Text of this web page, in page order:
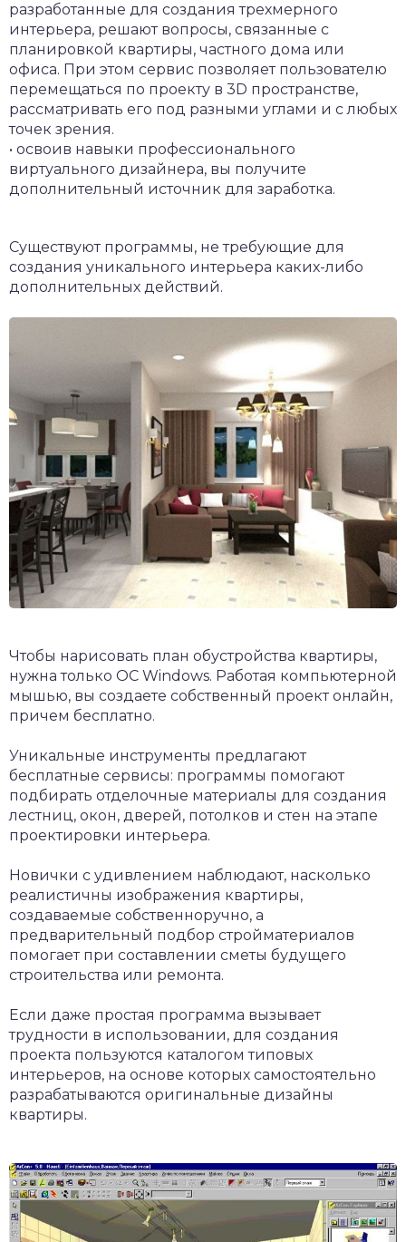
разработанные для создания трехмерного
интерьера, решают вопросы, связанные с
планировкой квартиры, частного дома или
офиса. При этом сервис позволяет пользователю
перемещаться по проекту в 3D пространстве,
рассматривать его под разными углами и с любых
точек зрения.
• освоив навыки профессионального
виртуального дизайнера, вы получите
дополнительный источник для заработка.
Существуют программы, не требующие для
создания уникального интерьера каких-либо
дополнительных действий.
Чтобы нарисовать план обустройства квартиры,
нужна только ОС Windows. Работая компьютерной
мышью, вы создаете собственный проект онлайн,
причем бесплатно.
Уникальные инструменты предлагают
бесплатные сервисы: программы помогают
подбирать отделочные материалы для создания
лестниц, окон, дверей, потолков и стен на этапе
проектировки интерьера.
Новички с удивлением наблюдают, насколько
реалистичны изображения квартиры,
создаваемые собственноручно, а
предварительный подбор стройматериалов
помогает при составлении сметы будущего
строительства или ремонта.
Если даже простая программа вызывает
трудности в использовании, для создания
проекта пользуются каталогом типовых
интерьеров, на основе которых самостоятельно
разрабатываются оригинальные дизайны
квартиры.